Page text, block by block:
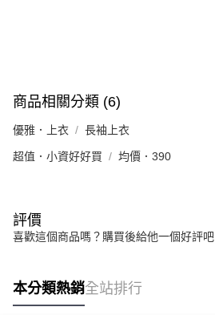
商品相關分類 (6)
優雅．上衣 長袖上衣
超值．小資好好買 均價．390
評價
喜歡這個商品嗎？購買後給他一個好評吧
本分類熱銷全站排行